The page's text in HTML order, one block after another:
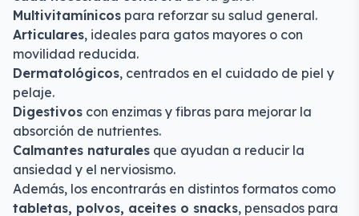
Multivitamínicos para reforzar su salud general.
Articulares, ideales para gatos mayores o con
movilidad reducida.
Dermatológicos, centrados en el cuidado de piel y
pelaje.
Digestivos con enzimas y fibras para mejorar la
absorción de nutrientes.
Calmantes naturales que ayudan a reducir la
ansiedad y el nerviosismo.
Además, los encontrarás en distintos formatos como
tabletas, polvos, aceites o snacks, pensados para